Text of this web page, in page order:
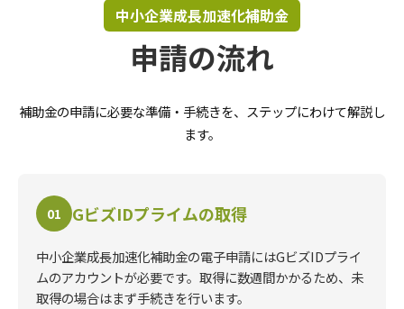
中小企業成長加速化補助金
申請の流れ
補助金の申請に必要な準備・手続きを、ステップにわけて解説し
ます。
01 GビズIDプライムの取得
中小企業成長加速化補助金の電子申請にはGビズIDプライ
ムのアカウントが必要です。取得に数週間かかるため、未
取得の場合はまず手続きを行います。